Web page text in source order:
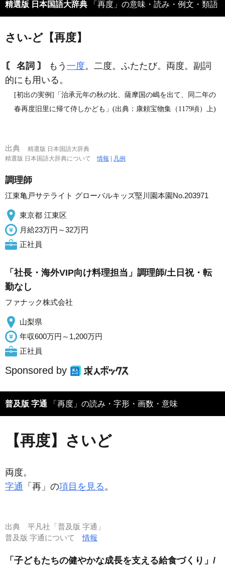
精選版 日本国語大辞典 「再度」の意味・読み・例文・類語
さい‐ど【再度】
〘 名詞 〙 もう 一度。二度。ふたたび。両度。副詞
的にも用いる。
[初出の実例]「治承元年の秋の比、薩摩国の嶋を出て、同二年の
春再度旧里に帰て侍しかども」(出典：康頼宝物集（1179頃）上)
出典
精選版 日本国語大辞典
精選版 日本国語大辞典について情報 凡例
調理師
江東亀戸サテライト グローバルキッズ堅川園本園No.203971
東京都 江東区
月給23万円～32万円
正社員
「社長・海外VIP向け料理担当」調理師/土日祝・転
勤なし
ファナック株式会社
山梨県
年収600万円～1,200万円
正社員
Sponsored by
普及版 字通 「再度」の読み・字形・画数・意味
【再度】さいど
両度。
字通 「再」の項目を見る。
出典 平凡社「普及版 字通」
普及版 字通について情報
「子どもたちの健やかな成長を支える給食づくり」/